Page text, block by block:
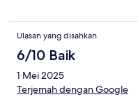
Ulasan yang disahkan
6/10 Baik
1 Mei 2025
Terjemah dengan Google